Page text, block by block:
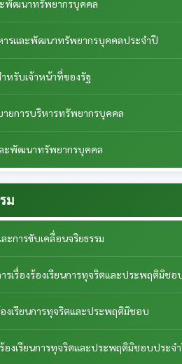
พัฒนาทรัพยากรบุคคล
ารและพัฒนาทรัพยากรบุคคลประจําปี
หรับเจ้าหน้าที่ของรัฐ
ายการบริหารทรัพยากรบุคคล
ะพัฒนาทรัพยากรบุคคล
ม
ะการขับเคลื่อนจริยธรรม
รเรื่องร้องเรียนการทุจริตและประพฤติมิชอ
งเรียนการทุจริตและประพฤติมิชอบ
ร้องเรียนการทุจริตและประพฤติมิชอบประจ